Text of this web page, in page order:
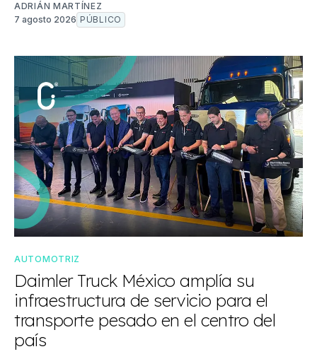
ADRIÁN MARTÍNEZ
7 agosto 2026 PÚBLICO
AUTOMOTRIZ
Daimler Truck México amplía su
infraestructura de servicio para el
transporte pesado en el centro del
país